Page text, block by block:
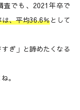
査でも、2021年卒で
、平均36.6％として
ぎ」と諦めたくなる
。